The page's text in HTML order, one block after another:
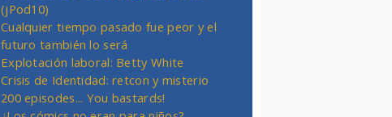
(jPod10)
Cualquier tiempo pasado fue peor y el
futuro también lo será
Explotación laboral: Betty White
Crisis de Identidad: retcon y misterio
200 episodes... You bastards!